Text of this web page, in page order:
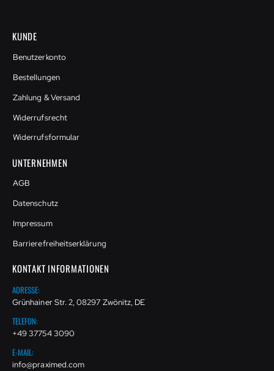
KUNDE
Benutzerkonto
Bestellungen
Zahlung & Versand
Widerrufsrecht
Widerrufsformular
UNTERNEHMEN
AGB
Datenschutz
Impressum
Barrierefreiheitserklärung
KONTAKT INFORMATIONEN
ADRESSE:
Grünhainer Str. 2, 08297 Zwönitz, DE
TELEFON:
+49 37754 3090
E-MAIL:
info@praximed.com